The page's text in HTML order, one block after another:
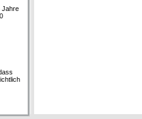
Jahre